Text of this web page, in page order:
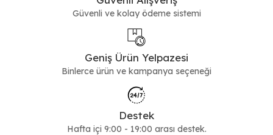
Güvenli ve kolay ödeme sistemi
Geniş Ürün Yelpazesi
Binlerce ürün ve kampanya seçeneği
Destek
Hafta içi 9:00 - 19:00 arası destek.